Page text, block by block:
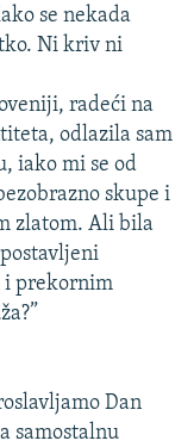
se nekada
Ni kriv ni
radeći na
odlazila sam
iako mi se od
skupe i
zlatom. Ali bila
i prekornim
Dan
samostalnu